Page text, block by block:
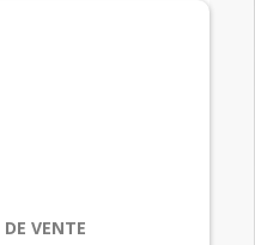
VENTE